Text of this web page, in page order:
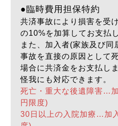
●臨時費用担保特約
共済事故により損害を受
の10%を加算してお支払
また、加入者(家族及び同
事故を直接の原因として
場合に共済金をお支払しま
怪我にも対応できます。
死亡・重大な後遺障害…
円限度)
30日以上の入院加療…加